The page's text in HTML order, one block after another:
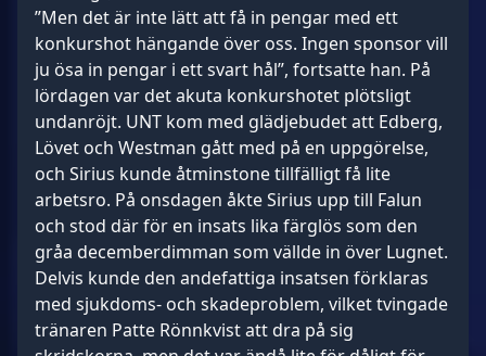
”Men det är inte lätt att få in pengar med ett
konkurshot hängande över oss. Ingen sponsor vill
ju ösa in pengar i ett svart hål”, fortsatte han. På
lördagen var det akuta konkurshotet plötsligt
undanröjt. UNT kom med glädjebudet att Edberg,
Lövet och Westman gått med på en uppgörelse,
och Sirius kunde åtminstone tillfälligt få lite
arbetsro. På onsdagen åkte Sirius upp till Falun
och stod där för en insats lika färglös som den
gråa decemberdimman som vällde in över Lugnet.
Delvis kunde den andefattiga insatsen förklaras
med sjukdoms- och skadeproblem, vilket tvingade
tränaren Patte Rönnkvist att dra på sig